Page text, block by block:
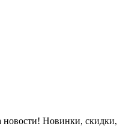
новости! Новинки, скидки,